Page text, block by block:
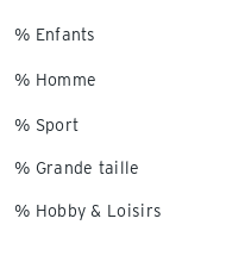
% Enfants
% Homme
% Sport
% Grande taille
% Hobby & Loisirs